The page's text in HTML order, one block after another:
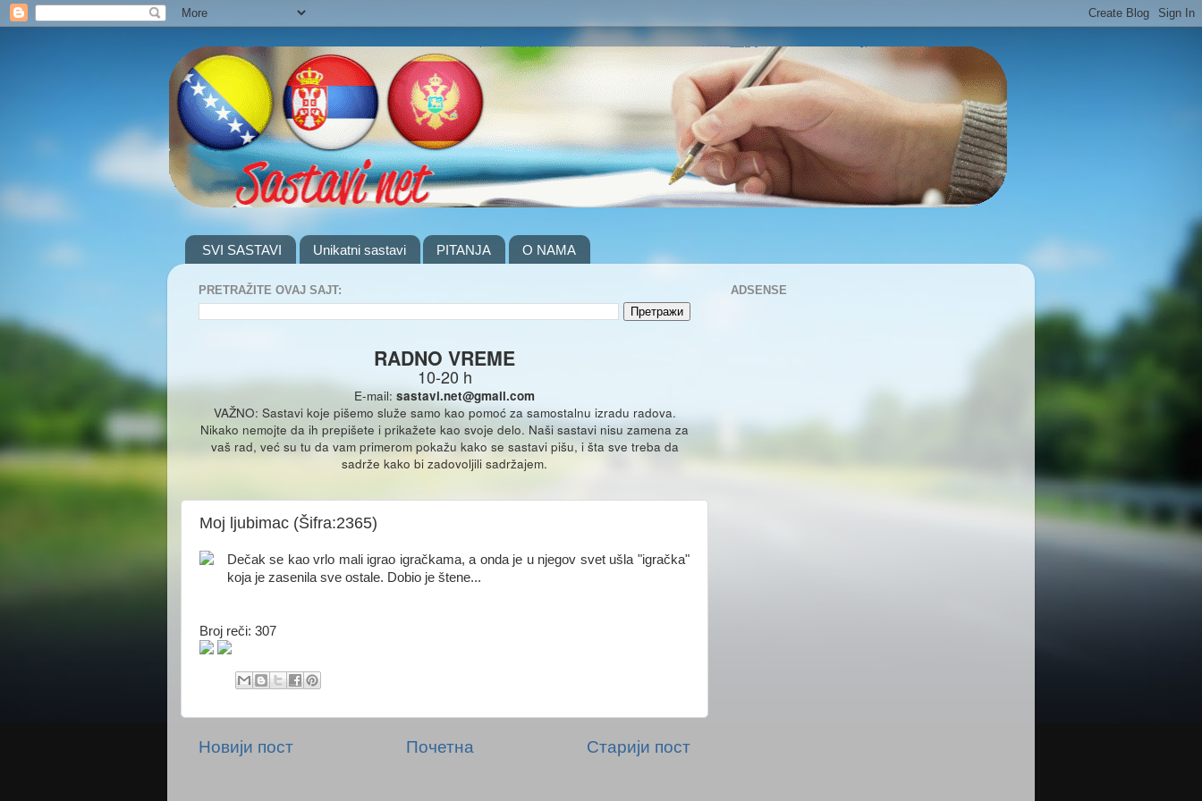
SVI SASTAVI Unikatni sastavi PITANJA O NAMA
PRETRAŽITE OVAJ SAJT:
RADNO VREME
10-20 h
E-mail: sastavi.net@gmail.com
VAŽNO: Sastavi koje pišemo služe samo kao pomoć za samostalnu izradu radova.
Nikako nemojte da ih prepišete i prikažete kao svoje delo. Naši sastavi nisu zamena za
vaš rad, već su tu da vam primerom pokažu kako se sastavi pišu, i šta sve treba da
sadrže kako bi zadovoljili sadržajem.
Moj ljubimac (Šifra:2365)
Dečak se kao vrlo mali igrao igračkama, a onda je u njegov svet ušla "igračka"
koja je zasenila sve ostale. Dobio je štene...
Broj reči: 307
Новији пост Старији пост
Почетна
ADSENSE